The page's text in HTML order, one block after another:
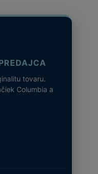
tovaru.
Columbia a